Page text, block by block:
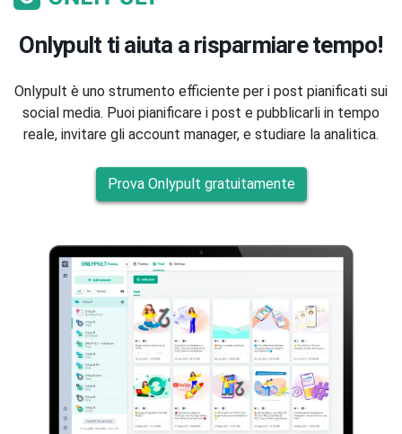
Onlypult ti aiuta a risparmiare tempo!
Onlypult è uno strumento efficiente per i post pianificati sui
social media. Puoi pianificare i post e pubblicarli in tempo
reale, invitare gli account manager, e studiare la analitica.
Prova Onlypult gratuitamente